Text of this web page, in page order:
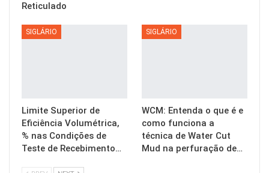
Reticulado
SIGLÁRIO
Limite Superior de
Eficiência Volumétrica,
% nas Condições de
Teste de Recebimento…
SIGLÁRIO
WCM: Entenda o que é e
como funciona a
técnica de Water Cut
Mud na perfuração de…